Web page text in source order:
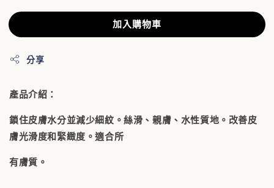
加入購物車
分享
產品介紹：
鎖住皮膚水分並減少細紋。絲滑、親膚、水性質地。改善皮
膚光滑度和緊緻度。適合所
有膚質。